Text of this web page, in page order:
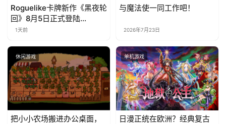
中
文
(
中
国
)
Roguelike卡牌新作《黑夜轮
回》8月5日正式登陆
Steam，首发9折优惠开启
1天前
与魔法使一同工作吧！
2026年7月23日
休闲游戏
把小小农场搬进办公桌面，
单机游戏
日漫正统在欧洲？经典复古